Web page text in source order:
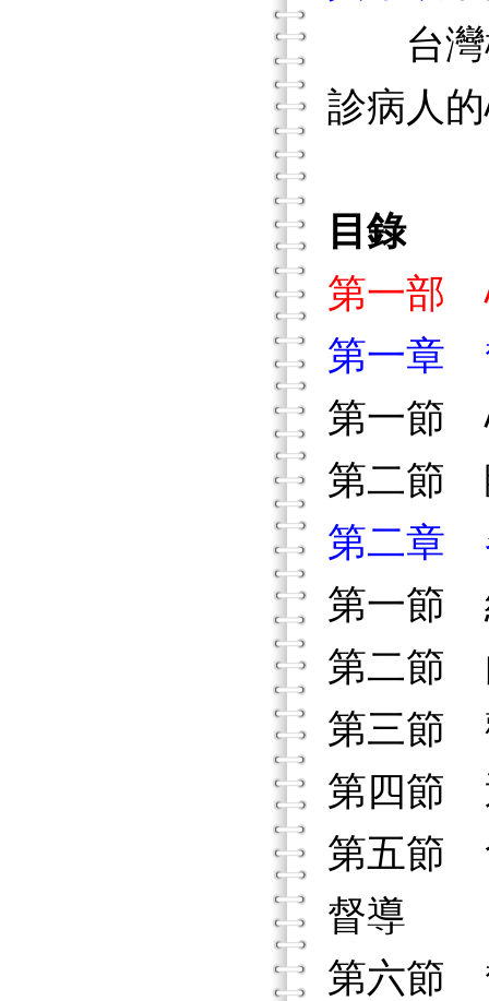
台灣桃
診病人
目錄
第一部
第一章
第一節
第二節
第二章
第一節
第二節
第三節
第四節
第五節
督導
第六節